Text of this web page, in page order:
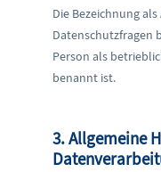
Die Bezeichnung
Datenschutzfragen
Person als
benannt ist.
3. Allgemeine